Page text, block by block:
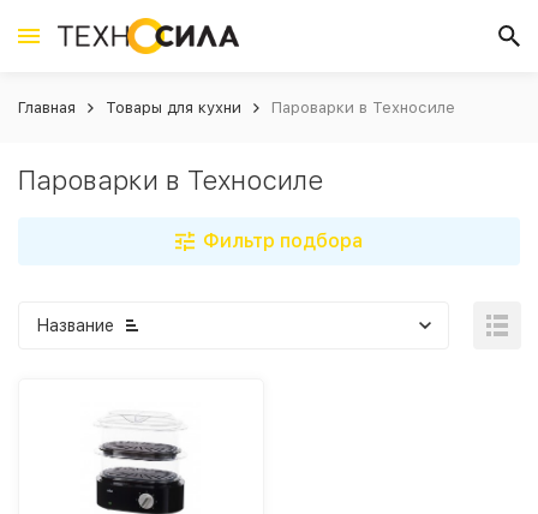
Главная Товары для кухни Пароварки в Техносиле
Пароварки в Техносиле
Фильтр подбора
Название